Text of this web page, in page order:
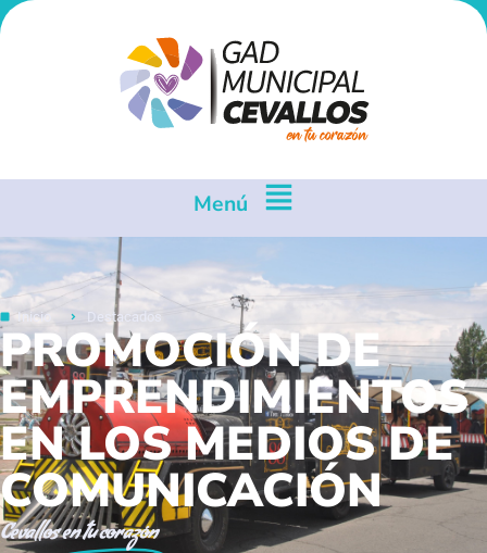
Menú
Inicio Destacados
PROMOCIÓN DE
EMPRENDIMIENTOS
EN LOS MEDIOS DE
COMUNICACIÓN
Cevallosen tu corazón